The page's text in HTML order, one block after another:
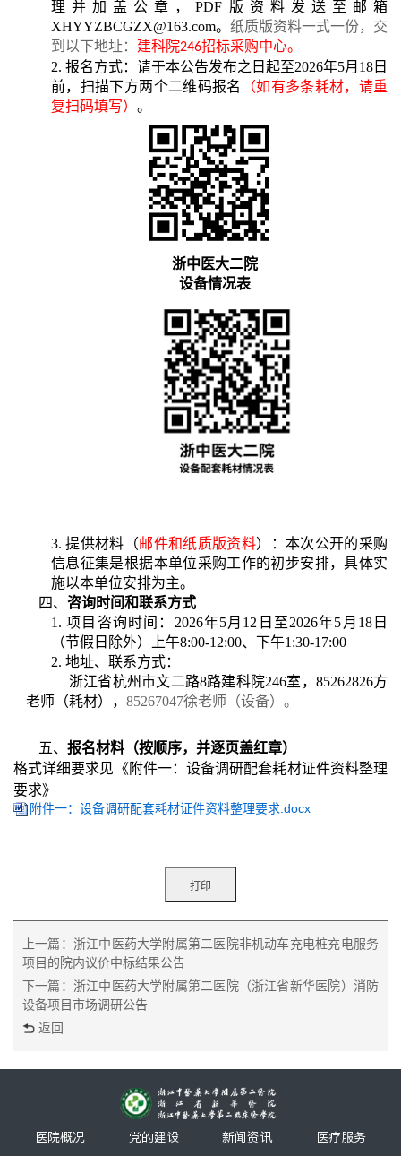
理并加盖公章 ，PDF版资料发送至邮箱
XHYYZBCGZX@163.com。 纸质版资料一式一份，交
到以下地址： 建科院246招标采购中心。
2. 报名方式：请于本公告发布之日起至2026年5月 18 日
前， 扫描下方两个二维码报名 （如有多条耗材，请重
复扫码填写） 。
浙中医大二院
设备情况表
3.提供材料 （邮件和纸质版资料） ： 本次公开的采购
信息征集是根据本单位采购工作的初步安排，具体实
施以本单位安排为主。
四、 咨询时间和联系方式
1.项目咨询时间： 2026年5月 12 日至2026年5 月 18日
（节假日除外）上午8:00-12:00、下午1:30-17:00
2. 地址、 联系方式：
浙江省杭州市文二路8路建科院246室，85262826方
老师（耗材）， 85267047徐老师（设备）。
五、 报名材料（按顺序，并逐页盖红章）
格式详细要求见《附件一：设备调研配套耗材证件资料整理
要求》
附件一：设备调研配套耗材证件资料整理要求.docx
上一篇：浙江中医药大学附属第二医院非机动车充电桩充电服务
项目的院内议价中标结果公告
下一篇：浙江中医药大学附属第二医院（浙江省新华医院）消防
设备项目市场调研公告
返回
医院概况 党的建设 新闻资讯
医疗服务